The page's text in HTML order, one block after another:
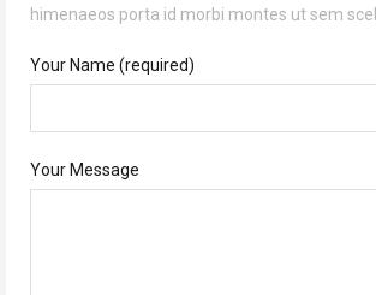
himenaeos porta id morbi montes ut sem
Your Name (required)
Your Message